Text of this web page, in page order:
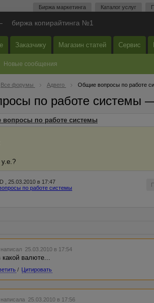
Биржа маркетинга Каталог услуг
биржа копирайтинга №1
Заказчику Магазин статей Сервис
Новые сообщения
Все форумы Адвего Общие вопросы по работе
по работе системы
по работе системы
у.е.?
, 25.03.2010 в 17:47
по работе системы
написал 25.03.2010 в 17:54
какой валюте...
/ Цитировать
написала 25.03.2010 в 17:56